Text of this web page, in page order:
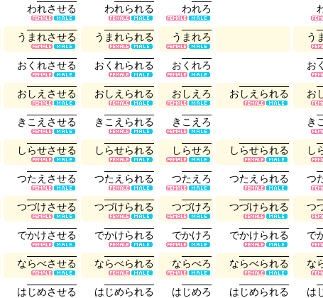
われさせる われられる われろ
う まれさせる う まれられる う まれろ う
お く れさせる お く れられる お く れろ お
お し え させる お し え られる お し え ろ お し え られる お
き こ え させる き こ え られる き こ え ろ き
し らせさせる し らせられる し らせろ し らせられる し
つたえ させる つたえ られる つたえ ろ つたえ られる つ
つづけさせる つづけられる つづけろ つづけられる つ
でかけさせる でかけられる でかけろ でかけられる で
ならべさせる ならべられる ならべろ ならべられる な
は じめさせる は じめられる は じめろ は じめられる は